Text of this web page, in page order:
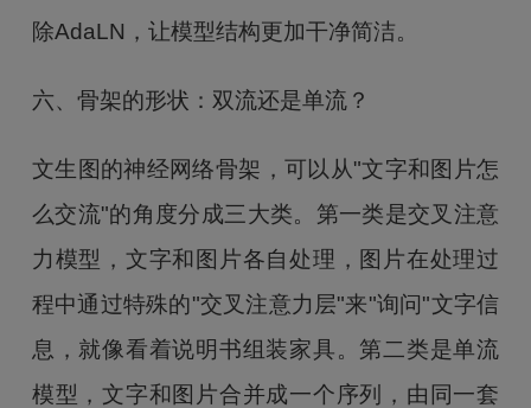
除AdaLN，让模型结构更加干净简洁。
六、骨架的形状：双流还是单流？
文生图的神经网络骨架，可以从"文字和图片怎
么交流"的角度分成三大类。第一类是交叉注意
力模型，文字和图片各自处理，图片在处理过
程中通过特殊的"交叉注意力层"来"询问"文字信
息，就像看着说明书组装家具。第二类是单流
模型，文字和图片合并成一个序列，由同一套